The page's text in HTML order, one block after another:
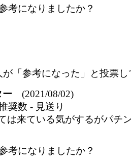
考になりましたか？
が「参考になった」と投票
ー (2021/08/02)
奨数 - 見送り
は来ている気がするがパチ
考になりましたか？